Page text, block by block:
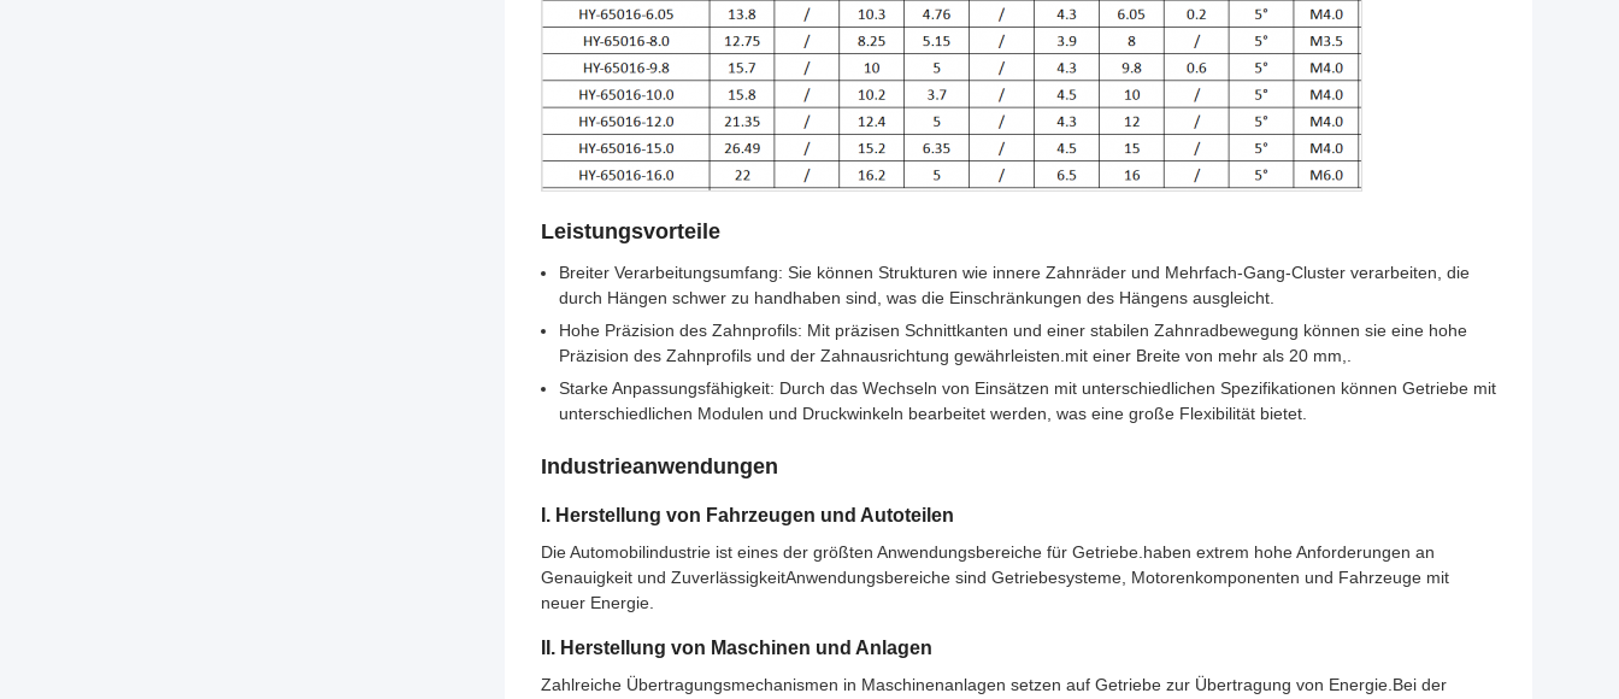
Leistungsvorteile
Breiter Verarbeitungsumfang: Sie können Strukturen wie innere Zahnräder und Mehrfach-Gang-Cluster verarbeiten, die
durch Hängen schwer zu handhaben sind, was die Einschränkungen des Hängens ausgleicht.
Hohe Präzision des Zahnprofils: Mit präzisen Schnittkanten und einer stabilen Zahnradbewegung können sie eine hohe
Präzision des Zahnprofils und der Zahnausrichtung gewährleisten.mit einer Breite von mehr als 20 mm,.
Starke Anpassungsfähigkeit: Durch das Wechseln von Einsätzen mit unterschiedlichen Spezifikationen können Getriebe mit
unterschiedlichen Modulen und Druckwinkeln bearbeitet werden, was eine große Flexibilität bietet.
Industrieanwendungen
I. Herstellung von Fahrzeugen und Autoteilen
Die Automobilindustrie ist eines der größten Anwendungsbereiche für Getriebe.haben extrem hohe Anforderungen an
Genauigkeit und ZuverlässigkeitAnwendungsbereiche sind Getriebesysteme, Motorenkomponenten und Fahrzeuge mit
neuer Energie.
II. Herstellung von Maschinen und Anlagen
Zahlreiche Übertragungsmechanismen in Maschinenanlagen setzen auf Getriebe zur Übertragung von Energie.Bei der